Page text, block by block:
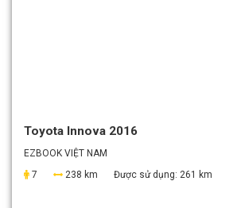
Toyota Innova 2016
EZBOOK VIỆT NAM
7
238 km Được sử dụng: 261 km